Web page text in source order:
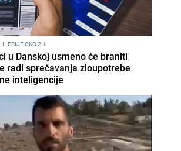
I PRIJE OKO 2H
u Danskoj usmeno će braniti
radi sprečavanja zloupotrebe
inteligencije